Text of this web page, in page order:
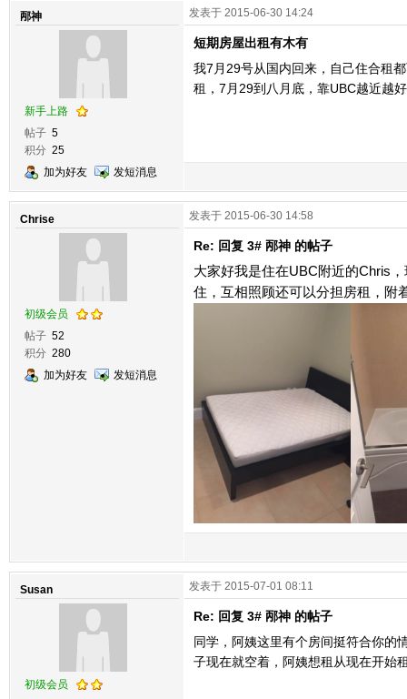
邴神
新手上路
帖子 5
积分 25
加为好友
发短消息
发表于 2015-06-30 14:24
短期房屋出租有木有
我7月29号从国内回来，自己住合租
租，7月29到八月底，靠UBC越近越
Chrise
初级会员
帖子 52
积分 280
加为好友
发短消息
发表于 2015-06-30 14:58
Re: 回复 3# 邴神 的帖子
大家好我是住在UBC附近的Chris
住，互相照顾还可以分担房租，附
Susan
初级会员
发表于 2015-07-01 08:11
Re: 回复 3# 邴神 的帖子
同学，阿姨这里有个房间挺符合你的
子现在就空着，阿姨想租从现在开始